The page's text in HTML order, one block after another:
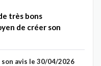
très bons
de créer son
son avis le 30/04/2026